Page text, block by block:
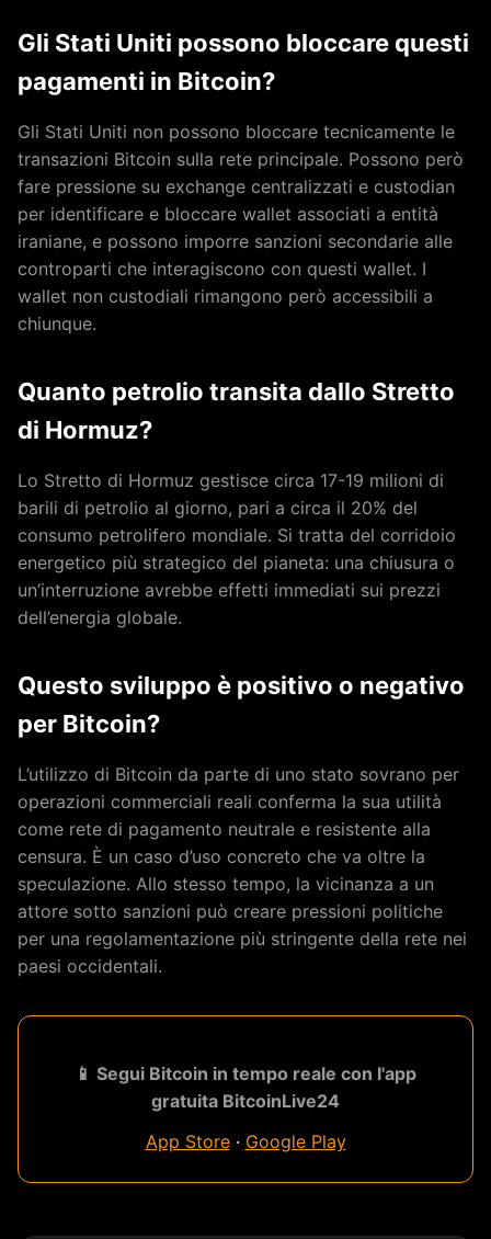
Gli Stati Uniti possono bloccare questi
pagamenti in Bitcoin?
Gli Stati Uniti non possono bloccare tecnicamente le
transazioni Bitcoin sulla rete principale. Possono però
fare pressione su exchange centralizzati e custodian
per identificare e bloccare wallet associati a entità
iraniane, e possono imporre sanzioni secondarie alle
controparti che interagiscono con questi wallet. I
wallet non custodiali rimangono però accessibili a
chiunque.
Quanto petrolio transita dallo Stretto
di Hormuz?
Lo Stretto di Hormuz gestisce circa 17-19 milioni di
barili di petrolio al giorno, pari a circa il 20% del
consumo petrolifero mondiale. Si tratta del corridoio
energetico più strategico del pianeta: una chiusura o
un’interruzione avrebbe effetti immediati sui prezzi
dell’energia globale.
Questo sviluppo è positivo o negativo
per Bitcoin?
L’utilizzo di Bitcoin da parte di uno stato sovrano per
operazioni commerciali reali conferma la sua utilità
come rete di pagamento neutrale e resistente alla
censura. È un caso d’uso concreto che va oltre la
speculazione. Allo stesso tempo, la vicinanza a un
attore sotto sanzioni può creare pressioni politiche
per una regolamentazione più stringente della rete nei
paesi occidentali.
📱 Segui Bitcoin in tempo reale con l'app
gratuita BitcoinLive24
App Store· Google Play